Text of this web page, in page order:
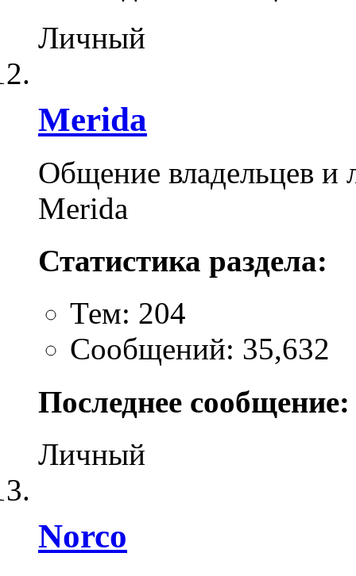
Личный
Merida
Общение владельцев и
Merida
Статистика раздела:
Тем: 204
Сообщений: 35,632
Последнее сообщение:
Личный
Norco